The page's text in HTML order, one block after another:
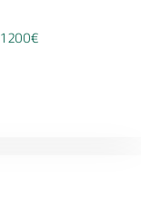
1 200€